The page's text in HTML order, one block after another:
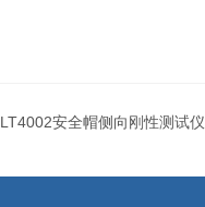
LT4002安全帽侧向刚性测试仪